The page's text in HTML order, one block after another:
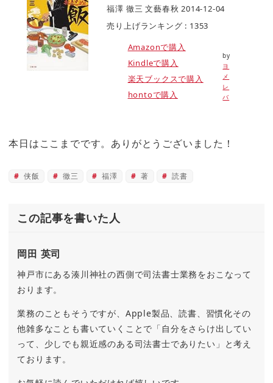
福澤 徹三 文藝春秋 2014-12-04
売り上げランキング : 1353
Amazonで購入
Kindleで購入
楽天ブックスで購入
hontoで購入
by
ヨ
メ
レ
バ
本日はここまでです。ありがとうございました！
侠飯 徹三 福澤 著 読書
この記事を書いた人
岡田 英司
神戸市にある湊川神社の西側で司法書士業務をおこなって
おります。
業務のこともそうですが、Apple製品、読書、習慣化その
他雑多なことも書いていくことで「自分をさらけ出してい
って、少しでも親近感のある司法書士でありたい」と考え
ております。